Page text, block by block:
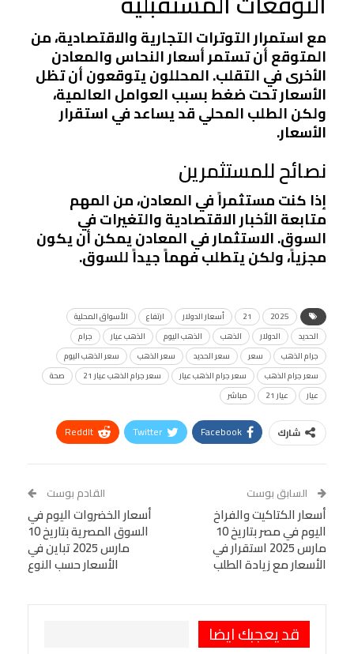
مع استمرار التوترات التجارية والاقتصادية، من
المتوقع أن تستمر أسعار النحاس والمعادن
الأخرى في التقلب. المحللون يتوقعون أن تظل
الأسعار تحت ضغط بسبب العوامل العالمية،
ولكن الطلب المحلي قد يساعد في استقرار
الأسعار.
نصائح للمستثمرين
إذا كنت مستثمراً في المعادن، من المهم
متابعة الأخبار الاقتصادية والتغيرات في
السوق. الاستثمار في المعادن يمكن أن يكون
مجزياً، ولكن يتطلب فهماً جيداً للسوق.
2025
21 أسعار الدولار ارتفاع
الأسواق المحلية
الحديد
الدولار الذهب الذهب اليوم الذهب عيار
جرام
جرام الذهب
سعر سعر الحديد سعر الذهب
سعر الذهب اليوم
سعر جرام الذهب
سعر جرام الذهب عيار سعر جرام الذهب عيار 21
صحة
عيار
عيار 21 مباشر
شارك Facebook
Twitter
ReddIt
Tumblr
البريد الإلكتروني
StumbleUpon
VK
Digg
LINE
BlackBerry
Viber
طباعة
OK.ru
السابق بوست
أسعار الكتاكيت والفراخ
اليوم في مصر بتاريخ 10
مارس 2025 استقرار في
الأسعار مع زيادة الطلب
القادم بوست
أسعار الخضروات اليوم في
السوق المصرية بتاريخ 10
مارس 2025 تباين في
الأسعار حسب النوع
قد يعجبك ايضا